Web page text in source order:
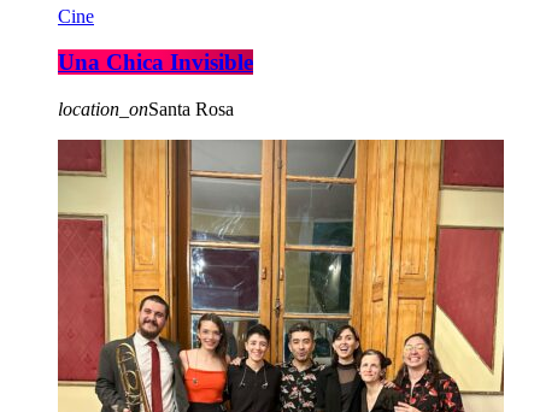
Cine
Una Chica Invisible
location_onSanta Rosa